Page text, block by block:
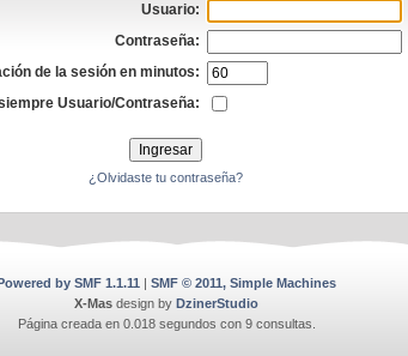
Usuario:
Contraseña:
de la sesión en minutos:
Usuario/Contraseña:
¿Olvidaste tu contraseña?
by SMF 1.1.11 | SMF © 2011, Simple Machines
X-Mas design by DzinerStudio
Página creada en 0.018 segundos con 9 consultas.